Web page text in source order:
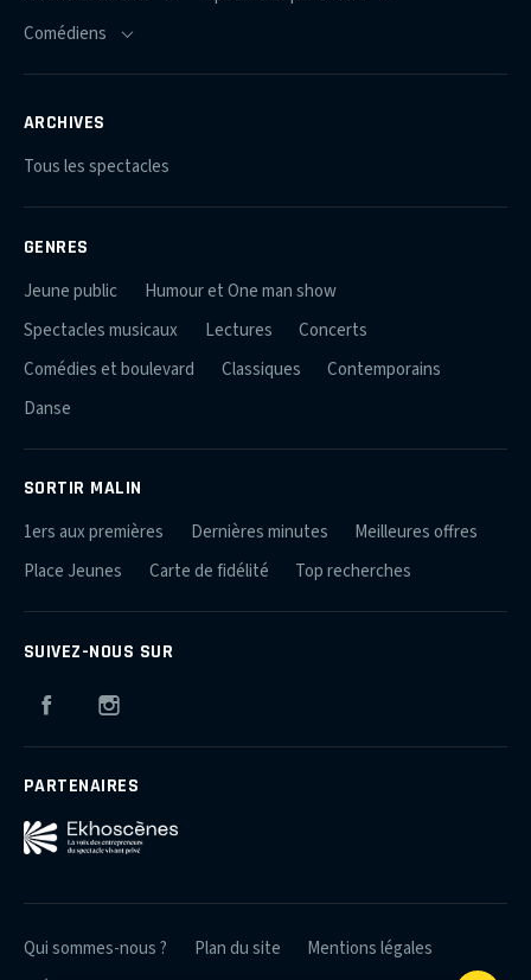
ARCHIVES
Tous les spectacles
GENRES
Jeune public
Humour et One man show
Spectacles musicaux
Lectures
Concerts
Comédies et boulevard
Classiques
Contemporains
Danse
SORTIR MALIN
1ers aux premières Dernières minutes
Meilleures offres
Place Jeunes
Carte de fidélité Top recherches
SUIVEZ-NOUS SUR
Facebook
PARTENAIRES
Qui sommes-nous ? Plan du site
Mentions légales